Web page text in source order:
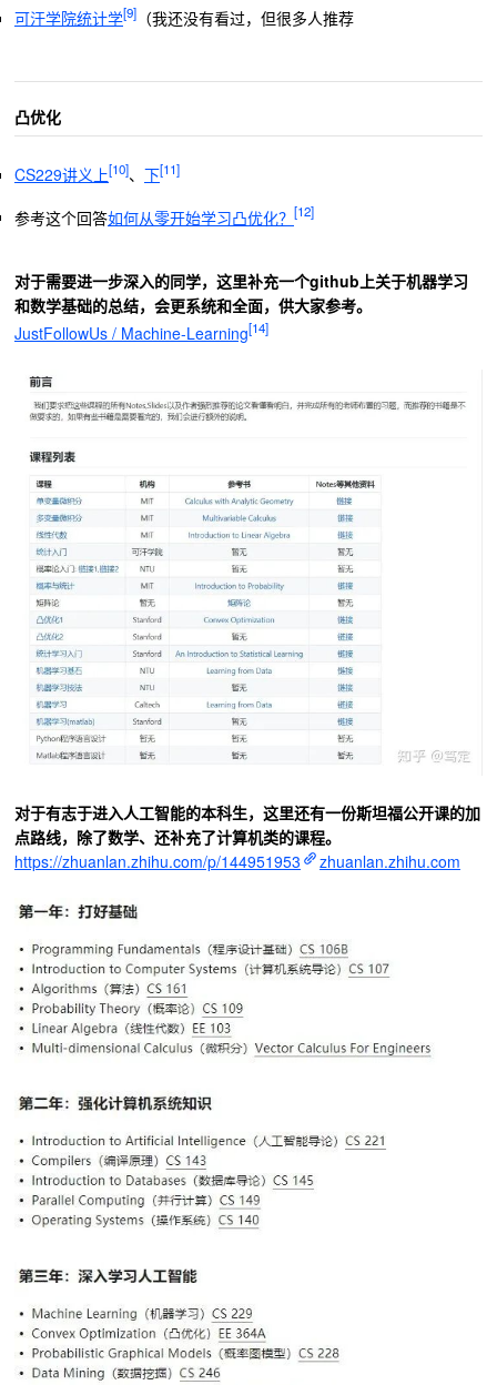
可汗学院统计学[9] （我还没有看过，但很多人推荐
凸优化
CS229讲义上[10]、 下[11]
参考这个回答如何从零开始学习凸优化？ [12]
对于需要进一步深入的同学，这里补充一个github上关于机器学习
和数学基础的总结，会更系统和全面，供大家参考。
JustFollowUs / Machine-Learning[14]
对于有志于进入人工智能的本科生，这里还有一份斯坦福公开课的加
点路线，除了数学、还补充了计算机类的课程。
https://zhuanlan.zhihu.com/p/144951953
zhuanlan.zhihu.com